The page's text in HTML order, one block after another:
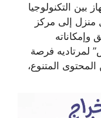
بين التكنولوجيا
منزل إلى مركز
وإمكاناته
لمرتاديه فرصة
المتنوع،